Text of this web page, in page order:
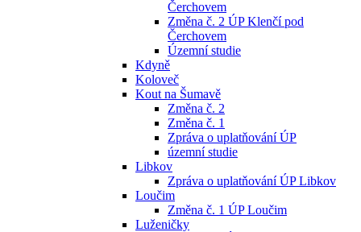
Čerchovem
Změna č. 2 ÚP Klenčí pod
Čerchovem
Územní studie
Kdyně
Koloveč
Kout na Šumavě
Změna č. 2
Změna č. 1
Zpráva o uplatňování ÚP
územní studie
Libkov
Zpráva o uplatňování ÚP Libkov
Loučim
Změna č. 1 ÚP Loučim
Luženičky